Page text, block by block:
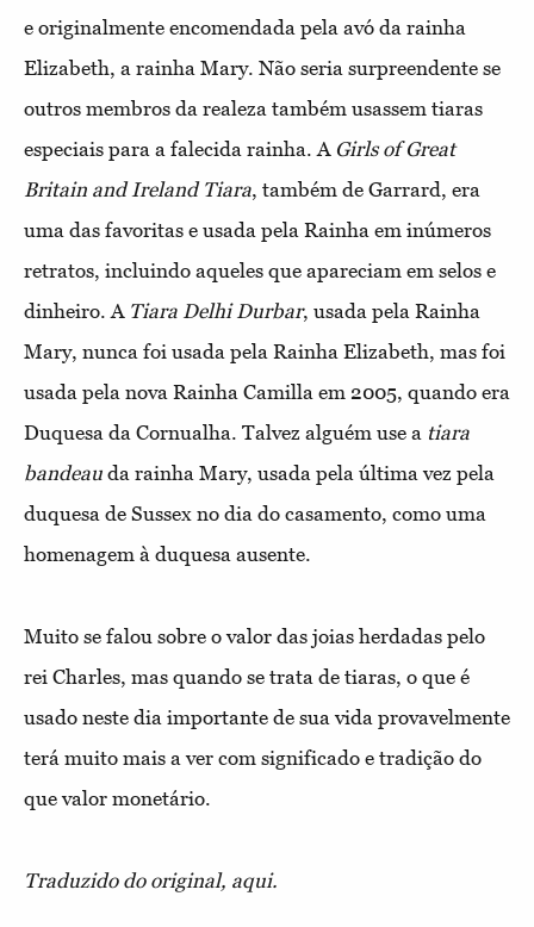
e originalmente encomendada pela avó da rainha
Elizabeth, a rainha Mary. Não seria surpreendente se
outros membros da realeza também usassem tiaras
especiais para a falecida rainha. A Girls of Great
Britain and Ireland Tiara, também de Garrard, era
uma das favoritas e usada pela Rainha em inúmeros
retratos, incluindo aqueles que apareciam em selos e
dinheiro. A Tiara Delhi Durbar, usada pela Rainha
Mary, nunca foi usada pela Rainha Elizabeth, mas foi
usada pela nova Rainha Camilla em 2005, quando era
Duquesa da Cornualha. Talvez alguém use a tiara
bandeau da rainha Mary, usada pela última vez pela
duquesa de Sussex no dia do casamento, como uma
homenagem à duquesa ausente.
Muito se falou sobre o valor das joias herdadas pelo
rei Charles, mas quando se trata de tiaras, o que é
usado neste dia importante de sua vida provavelmente
terá muito mais a ver com significado e tradição do
que valor monetário.
Traduzido do original, aqui.